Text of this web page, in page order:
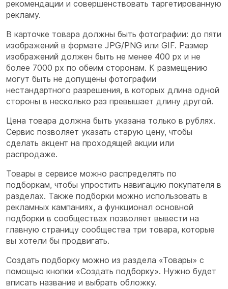
рекомендации и совершенствовать таргетированную
рекламу.
В карточке товара должны быть фотографии: до пяти
изображений в формате JPG/PNG или GIF. Размер
изображений должен быть не менее 400 px и не
более 7000 px по обеим сторонам. К размещению
могут быть не допущены фотографии
нестандартного разрешения, в которых длина одной
стороны в несколько раз превышает длину другой.
Цена товара должна быть указана только в рублях.
Сервис позволяет указать старую цену, чтобы
сделать акцент на проходящей акции или
распродаже.
Товары в сервисе можно распределять по
подборкам, чтобы упростить навигацию покупателя в
разделах. Также подборки можно использовать в
рекламных кампаниях, а функционал основной
подборки в сообществах позволяет вывести на
главную страницу сообщества три товара, которые
вы хотели бы продвигать.
Создать подборку можно из раздела «Товары» с
помощью кнопки «Создать подборку». Нужно будет
вписать название и выбрать обложку.